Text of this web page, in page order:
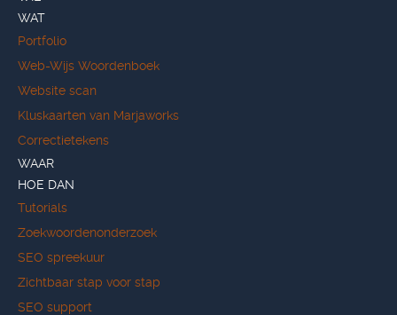
WAT
Portfolio
Web-Wijs Woordenboek
Website scan
Kluskaarten van Marjaworks
Correctietekens
WAAR
HOE DAN
Tutorials
Zoekwoordenonderzoek
SEO spreekuur
Zichtbaar stap voor stap
SEO support